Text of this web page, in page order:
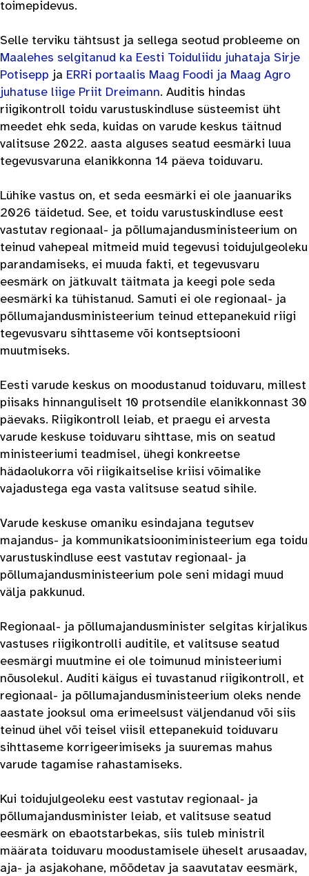
toimepidevus.
Selle terviku tähtsust ja sellega seotud probleeme on
Maalehes selgitanud ka Eesti Toiduliidu juhataja Sirje
Potisepp ja ERRi portaalis Maag Foodi ja Maag Agro
juhatuse liige Priit Dreimann. Auditis hindas
riigikontroll toidu varustuskindluse süsteemist üht
meedet ehk seda, kuidas on varude keskus täitnud
valitsuse 2022. aasta alguses seatud eesmärki luua
tegevusvaruna elanikkonna 14 päeva toiduvaru.
Lühike vastus on, et seda eesmärki ei ole jaanuariks
2026 täidetud. See, et toidu varustuskindluse eest
vastutav regionaal- ja põllumajandusministeerium on
teinud vahepeal mitmeid muid tegevusi toidujulgeoleku
parandamiseks, ei muuda fakti, et tegevusvaru
eesmärk on jätkuvalt täitmata ja keegi pole seda
eesmärki ka tühistanud. Samuti ei ole regionaal- ja
põllumajandusministeerium teinud ettepanekuid riigi
tegevusvaru sihttaseme või kontseptsiooni
muutmiseks.
Eesti varude keskus on moodustanud toiduvaru, millest
piisaks hinnanguliselt 10 protsendile elanikkonnast 30
päevaks. Riigikontroll leiab, et praegu ei arvesta
varude keskuse toiduvaru sihttase, mis on seatud
ministeeriumi teadmisel, ühegi konkreetse
hädaolukorra või riigikaitselise kriisi võimalike
vajadustega ega vasta valitsuse seatud sihile.
Varude keskuse omaniku esindajana tegutsev
majandus- ja kommunikatsiooniministeerium ega toidu
varustuskindluse eest vastutav regionaal‑ ja
põllumajandusministeerium pole seni midagi muud
välja pakkunud.
Regionaal- ja põllumajandusminister selgitas kirjalikus
vastuses riigikontrolli auditile, et valitsuse seatud
eesmärgi muutmine ei ole toimunud ministeeriumi
nõusolekul. Auditi käigus ei tuvastanud riigikontroll, et
regionaal- ja põllumajandusministeerium oleks nende
aastate jooksul oma erimeelsust väljendanud või siis
teinud ühel või teisel viisil ettepanekuid toiduvaru
sihttaseme korrigeerimiseks ja suuremas mahus
varude tagamise rahastamiseks.
Kui toidujulgeoleku eest vastutav regionaal‑ ja
põllumajandusminister leiab, et valitsuse seatud
eesmärk on ebaotstarbekas, siis tuleb ministril
määrata toiduvaru moodustamisele üheselt arusaadav,
aja- ja asjakohane, mõõdetav ja saavutatav eesmärk,